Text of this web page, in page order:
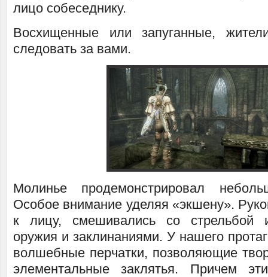
лицо собеседнику.
Восхищенные или запуганные,
следовать за вами.
Молинье продемонстрировал
Особое внимание уделяя «экшену».
к лицу, смешивались со стрельбой
оружия и заклинаниями. У нашего
волшебные перчатки, позволяющие
элементальные заклятья. Причем